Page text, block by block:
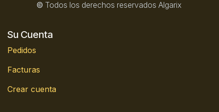
© Todos los derechos reservados Algarix
Su Cuenta
Pedidos
Facturas
Crear cuenta